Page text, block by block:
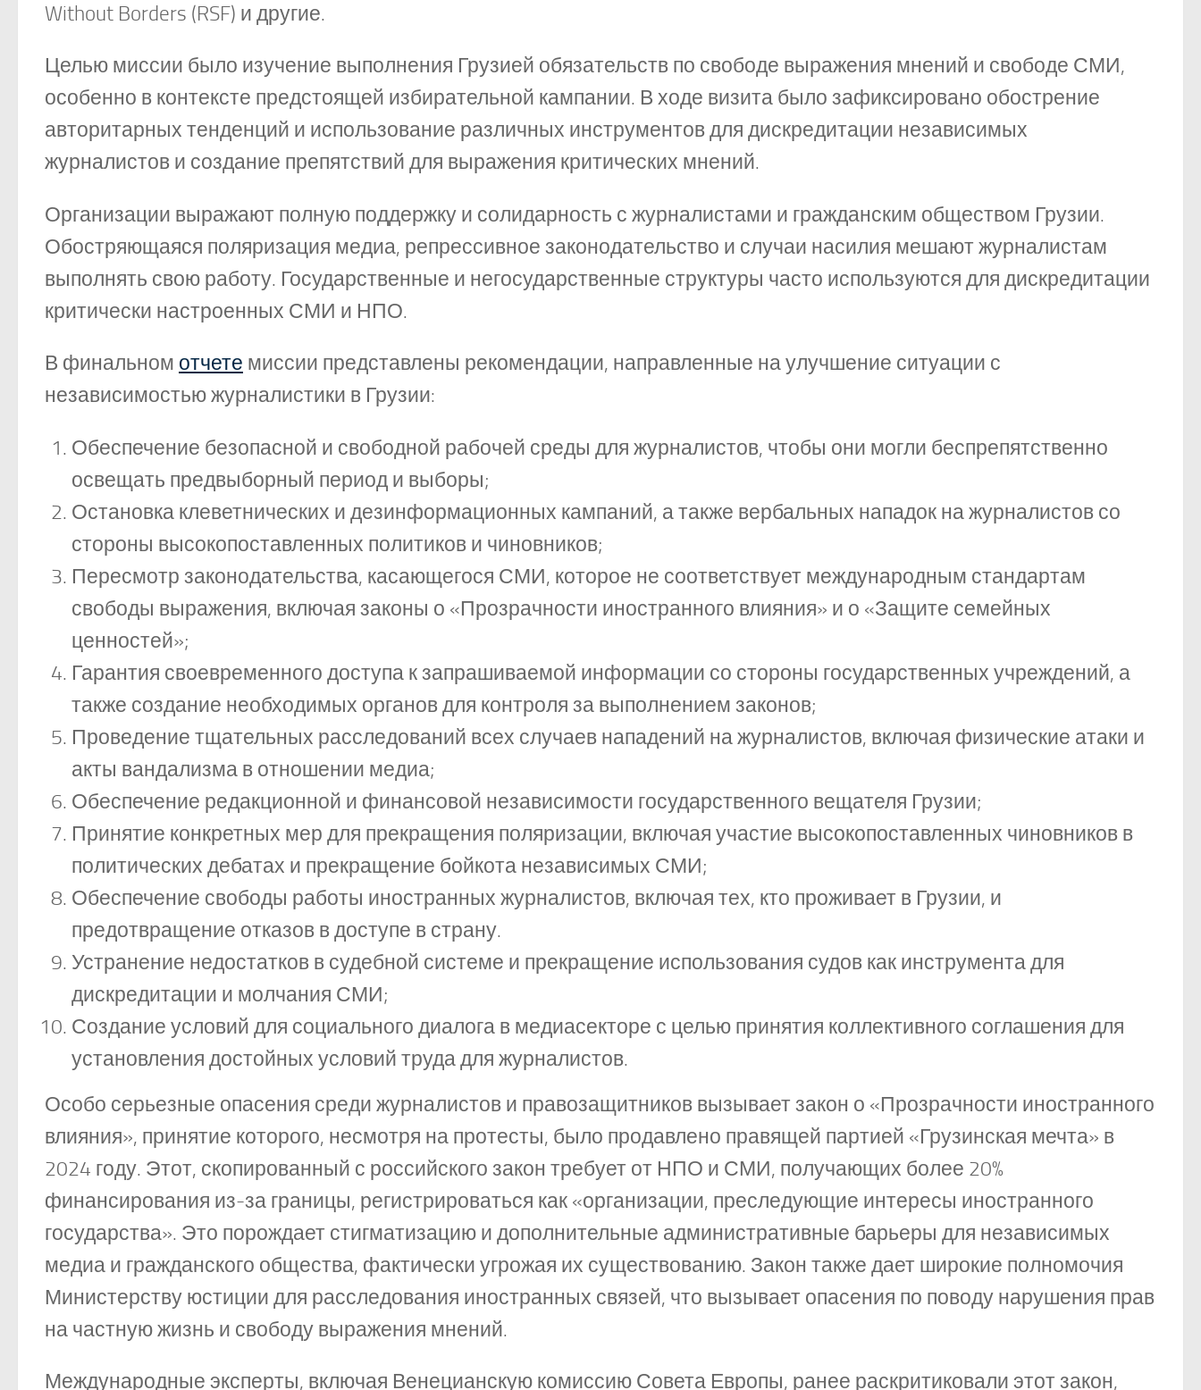
Without Borders (RSF) и другие.
Целью миссии было изучение выполнения Грузией обязательств по свободе выражения мнений и свободе СМИ,
особенно в контексте предстоящей избирательной кампании. В ходе визита было зафиксировано обострение
авторитарных тенденций и использование различных инструментов для дискредитации независимых
журналистов и создание препятствий для выражения критических мнений.
Организации выражают полную поддержку и солидарность с журналистами и гражданским обществом Грузии.
Обостряющаяся поляризация медиа, репрессивное законодательство и случаи насилия мешают журналистам
выполнять свою работу. Государственные и негосударственные структуры часто используются для дискредитации
критически настроенных СМИ и НПО.
В финальном отчете миссии представлены рекомендации, направленные на улучшение ситуации с
независимостью журналистики в Грузии:
Обеспечение безопасной и свободной рабочей среды для журналистов, чтобы они могли беспрепятственно
освещать предвыборный период и выборы;
Остановка клеветнических и дезинформационных кампаний, а также вербальных нападок на журналистов со
стороны высокопоставленных политиков и чиновников;
Пересмотр законодательства, касающегося СМИ, которое не соответствует международным стандартам
свободы выражения, включая законы о «Прозрачности иностранного влияния» и о «Защите семейных
ценностей»;
Гарантия своевременного доступа к запрашиваемой информации со стороны государственных учреждений, а
также создание необходимых органов для контроля за выполнением законов;
Проведение тщательных расследований всех случаев нападений на журналистов, включая физические атаки и
акты вандализма в отношении медиа;
Обеспечение редакционной и финансовой независимости государственного вещателя Грузии;
Принятие конкретных мер для прекращения поляризации, включая участие высокопоставленных чиновников в
политических дебатах и прекращение бойкота независимых СМИ;
Обеспечение свободы работы иностранных журналистов, включая тех, кто проживает в Грузии, и
предотвращение отказов в доступе в страну.
Устранение недостатков в судебной системе и прекращение использования судов как инструмента для
дискредитации и молчания СМИ;
Создание условий для социального диалога в медиасекторе с целью принятия коллективного соглашения для
установления достойных условий труда для журналистов.
Особо серьезные опасения среди журналистов и правозащитников вызывает закон о «Прозрачности иностранного
влияния», принятие которого, несмотря на протесты, было продавлено правящей партией «Грузинская мечта» в
2024 году. Этот, скопированный с российского закон требует от НПО и СМИ, получающих более 20%
финансирования из-за границы, регистрироваться как «организации, преследующие интересы иностранного
государства». Это порождает стигматизацию и дополнительные административные барьеры для независимых
медиа и гражданского общества, фактически угрожая их существованию. Закон также дает широкие полномочия
Министерству юстиции для расследования иностранных связей, что вызывает опасения по поводу нарушения прав
на частную жизнь и свободу выражения мнений.
Международные эксперты, включая Венецианскую комиссию Совета Европы, ранее раскритиковали этот закон,